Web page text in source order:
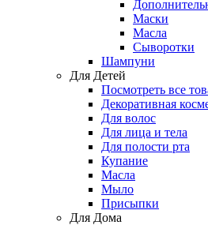
Маски
Масла
Сыворотки
Шампуни
Для Детей
Посмотреть все
Декоративная
Для волос
Для лица и тела
Для полости рта
Купание
Масла
Мыло
Присыпки
Для Дома